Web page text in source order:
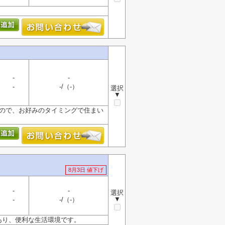
選択
▼
-
-
-
-/（-）
で、お好みのタイミングで住まい
8月3日 値下げ
選択
▼
-
-
-
-/（-）
、便利な生活環境です。